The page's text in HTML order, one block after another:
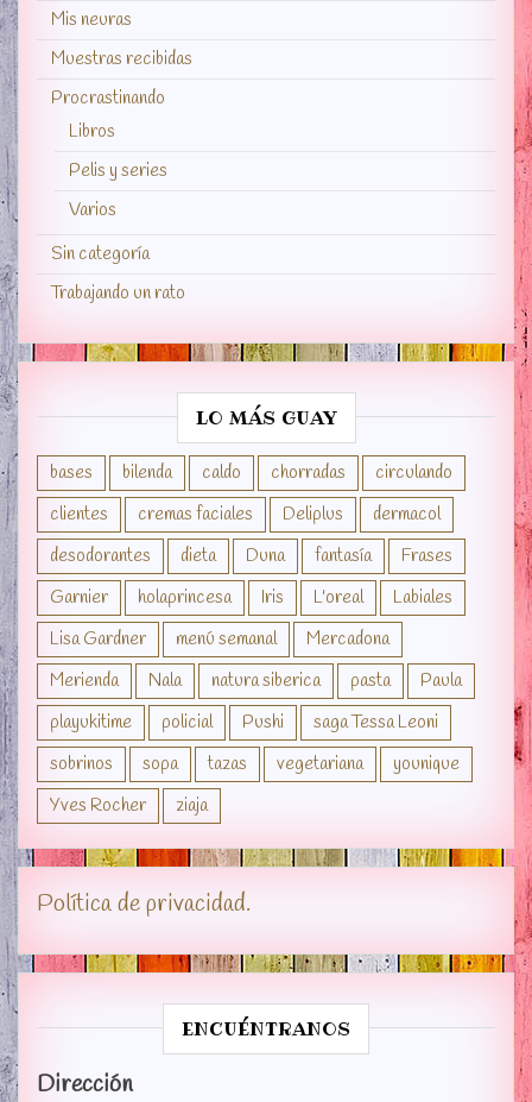
Mis neuras
Muestras recibidas
Procrastinando
Libros
Pelis y series
Varios
Sin categoría
Trabajando un rato
LO MÁS GUAY
bases bilenda caldo chorradas
circulando
clientes
cremas faciales Deliplus
dermacol
desodorantes
dieta Duna fantasía
Frases
Garnier
holaprincesa Iris L'oreal
Labiales
Lisa Gardner
menú semanal
Mercadona
Merienda
Nala natura siberica pasta
Paula
playukitime
policial Pushi
saga Tessa Leoni
sobrinos
sopa tazas vegetariana
younique
Yves Rocher
ziaja
Política de privacidad.
ENCUÉNTRANOS
Dirección